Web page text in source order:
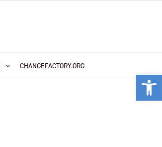
CHANGEFACTORY.ORG